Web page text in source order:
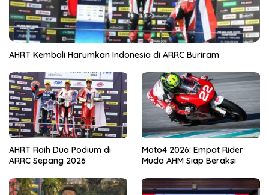
AHRT Kembali Harumkan Indonesia di ARRC Buriram
AHRT Raih Dua Podium di
ARRC Sepang 2026
Moto4 2026: Empat Rider
Muda AHM Siap Beraksi